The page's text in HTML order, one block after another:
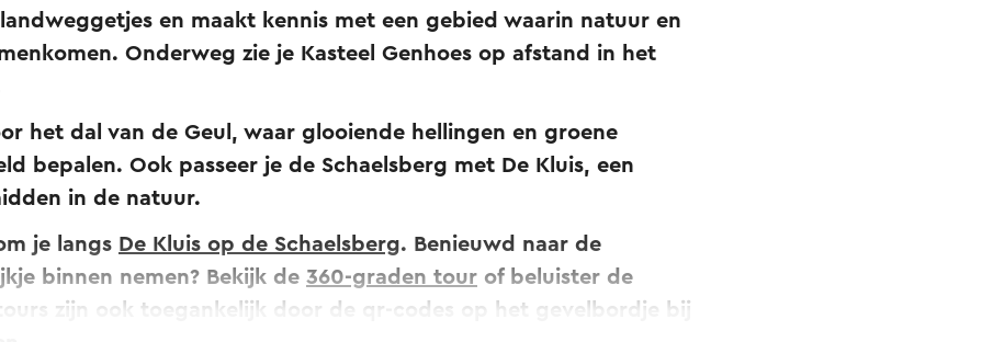
en maakt kennis met een gebied waarin natuur en
Onderweg zie je Kasteel Genhoes op afstand in het
het dal van de Geul, waar glooiende hellingen en groene
bepalen. Ook passeer je de Schaelsberg met De Kluis, een
in de natuur.
je langs De Kluis op de Schaelsberg. Benieuwd naar de
binnen nemen? Bekijk de 360-graden tour of beluister de
tours zijn ook toegankelijk door de qr-codes op het gevelbordje bij